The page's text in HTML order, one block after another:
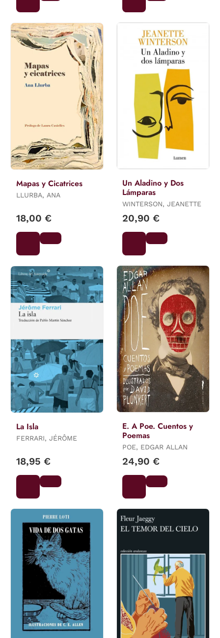
Mapas y Cicatrices
LLURBA, ANA
18,00 €
Un Aladino y Dos
Lámparas
WINTERSON, JEANETTE
20,90 €
La Isla
FERRARI, JÉRÔME
18,95 €
E. A Poe. Cuentos y
Poemas
POE, EDGAR ALLAN
24,90 €